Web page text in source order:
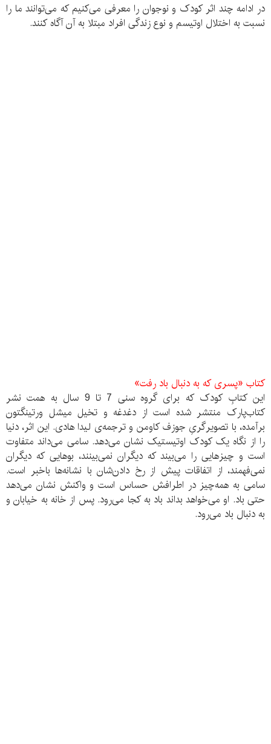
در ادامه چند اثر کودک و نوجوان را معرفی می‌کنیم که می‌توانند ما را
نسبت به اختلال اوتیسم و نوع زندگی افراد مبتلا به آن آگاه کنند.
کتاب «پسری که به دنبال باد رفت»
این کتابِ کودک که برای گروه سنی 7 تا 9 سال به همت نشر
کتاب‌پارک منتشر شده است از دغدغه و تخیل میشل ورتینگتون
برآمده، با تصویرگریِ جوزف کاومن و ترجمه‌ی لیدا هادی. این اثر، دنیا
را از نگاه یک کودک اوتیستیک نشان می‌دهد. سامی می‌داند متفاوت
است و چیزهایی را می‌بیند که دیگران نمی‌بینند، بوهایی که دیگران
نمی‌فهمند، از اتفاقات پیش از رخ دادن‌شان با نشانه‌ها باخبر است.
سامی به همه‌چیز در اطرافش حساس است و واکنش نشان می‌دهد
حتی باد. او می‌خواهد بداند باد به کجا می‌رود. پس از خانه به خیابان و
به دنبال باد می‌رود.